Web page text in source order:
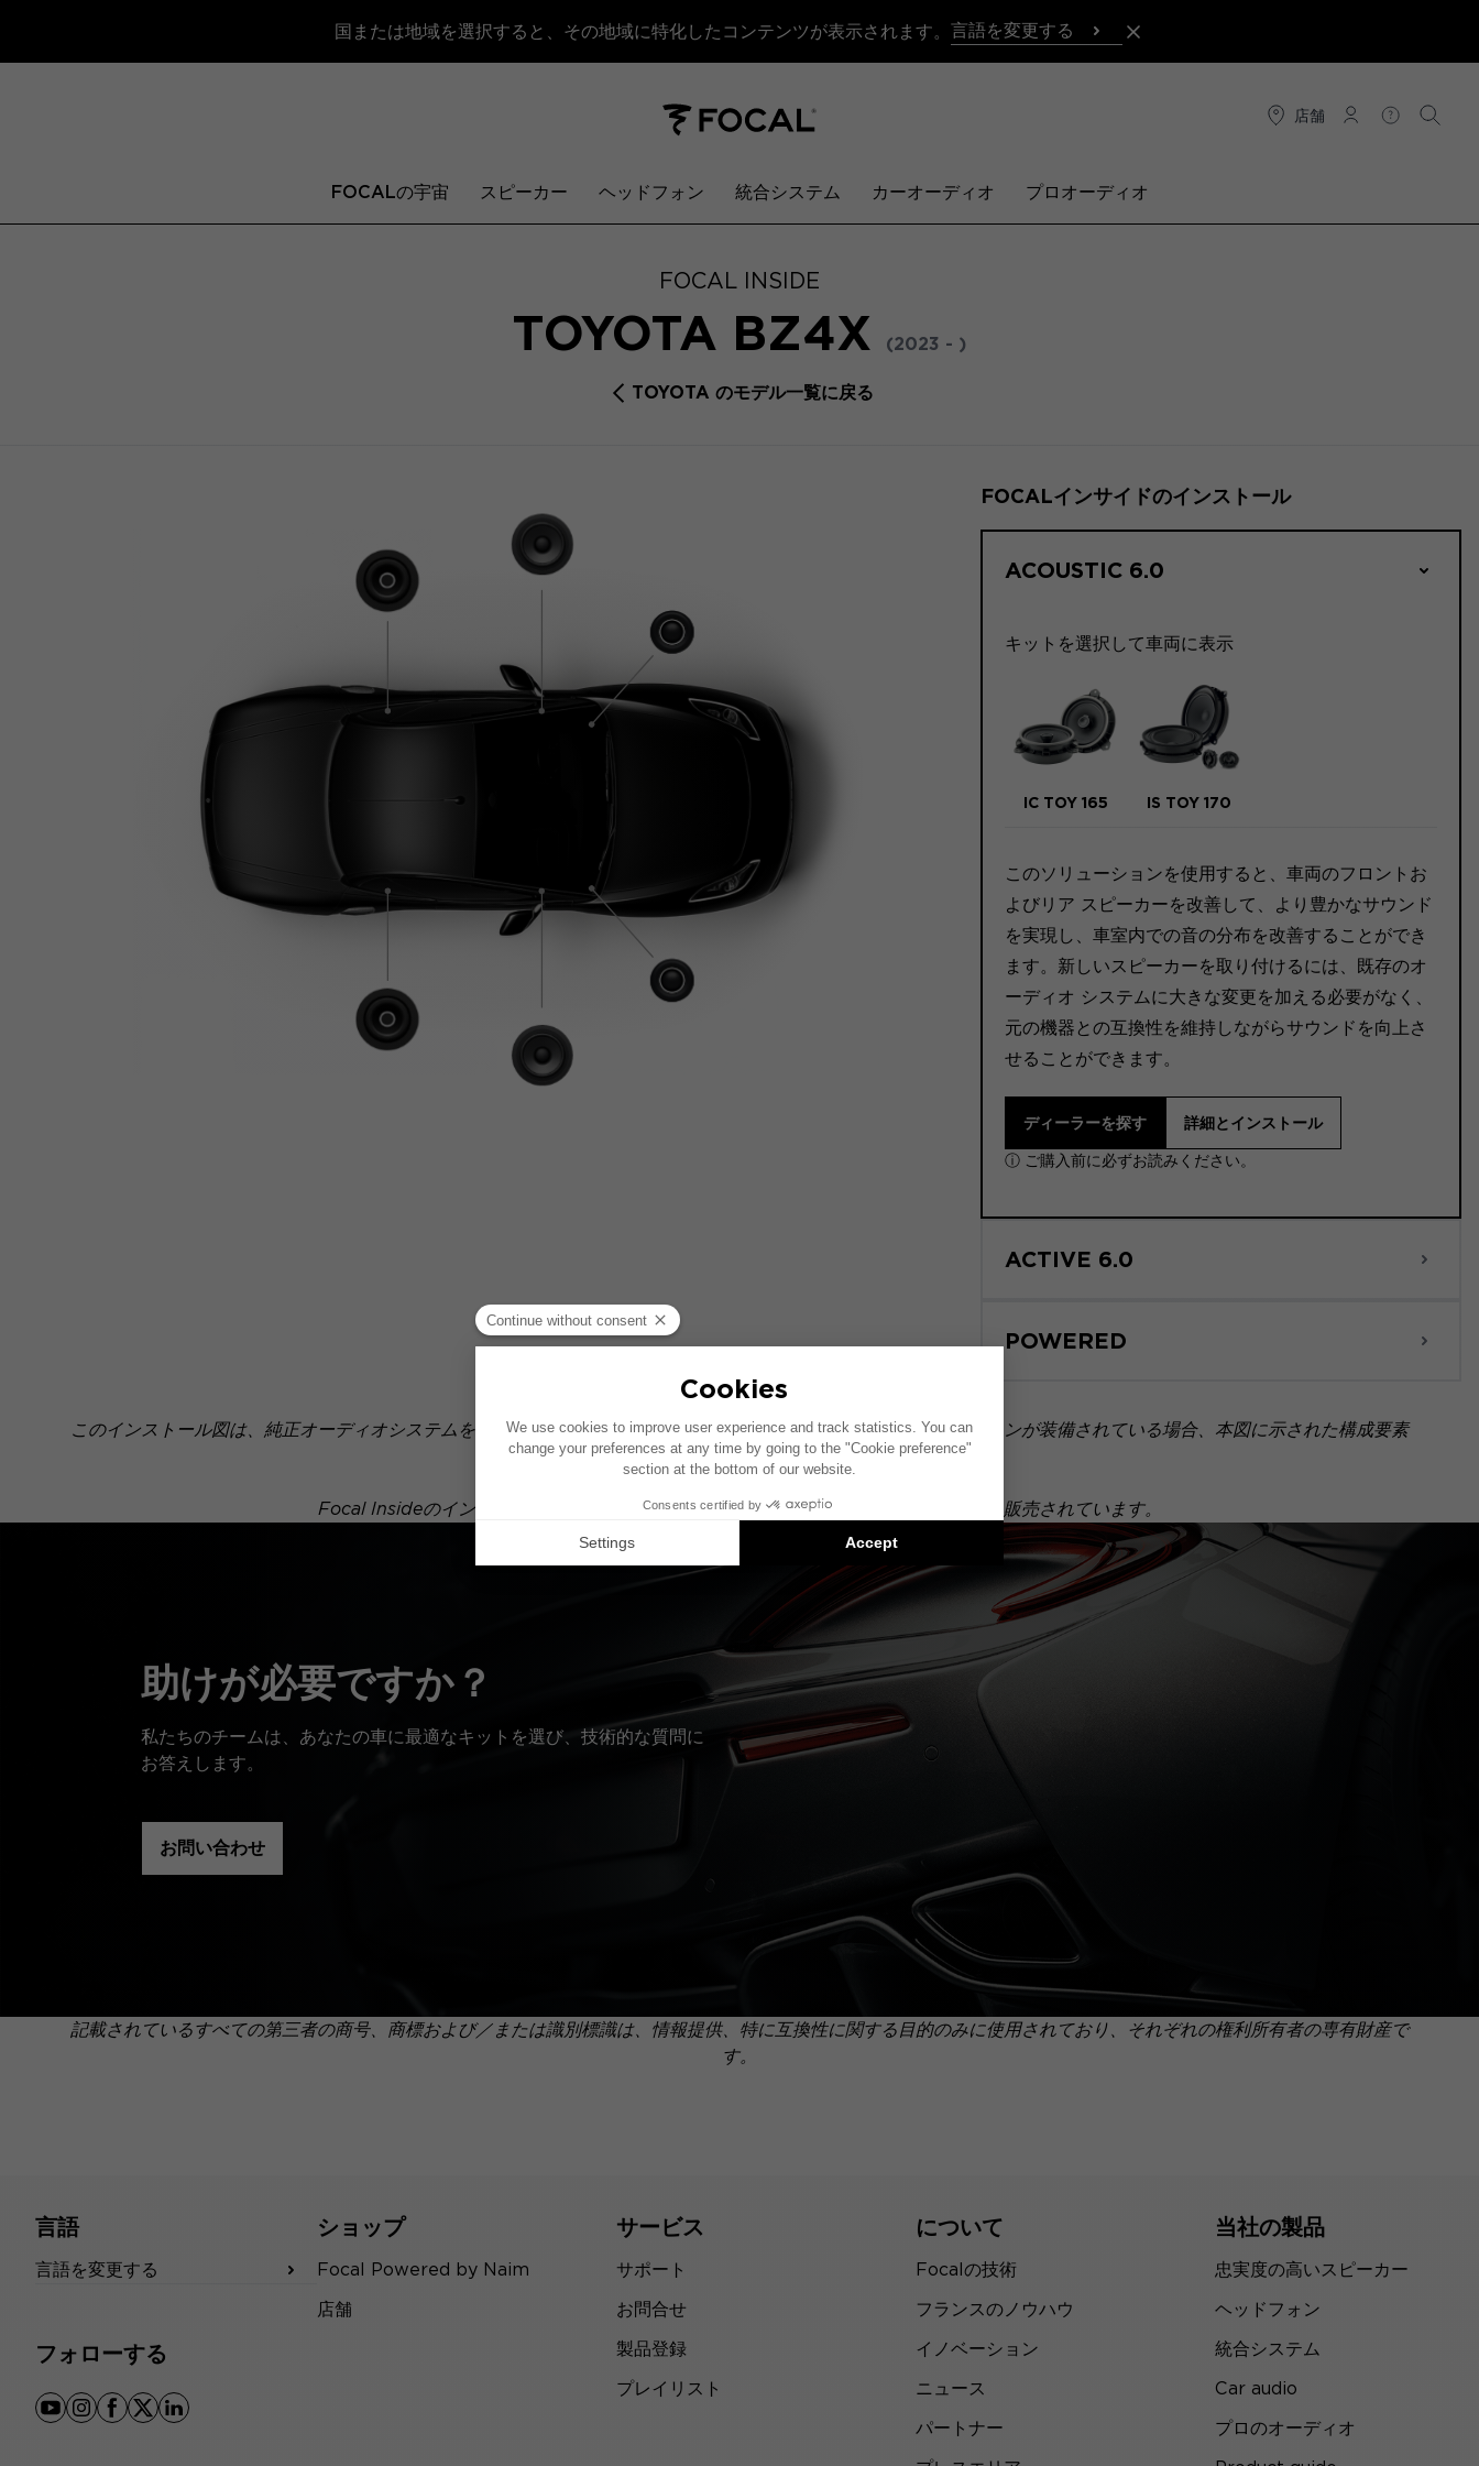
国または地域を選択すると、その地域に特化したコンテンツが表示されます。 言語を変更する
店舗
接続 ヘルプ検索
FOCALの宇宙 スピーカー ヘッドフォン 統合システム カーオーディオ プロオーディオ
FOCAL INSIDE
TOYOTA BZ4X (2023 - )
TOYOTA のモデル一覧に戻る
FOCALインサイドのインストール
ACOUSTIC 6.0
キットを選択して車両に表示
IC TOY 165 IS TOY 170
このソリューションを使用すると、車両のフロントお
よびリア スピーカーを改善して、より豊かなサウンド
を実現し、車室内での音の分布を改善することができ
ます。新しいスピーカーを取り付けるには、既存のオ
ーディオ システムに大きな変更を加える必要がなく、
元の機器との互換性を維持しながらサウンドを向上さ
せることができます。
ディーラーを探す 詳細とインストール
ⓘ ご購入前に必ずお読みください。
ACTIVE 6.0
POWERED
このインストール図は、純正オーディオシステムを搭載した車両を基に作成されています。特定のハイファイオプションが装備されている場合、本図に示された構成要素
の配置が異なることがあります。
Focal Insideのインストールは対応製品の提案です。各製品はセットではなく、個別に販売されています。
助けが必要ですか？
私たちのチームは、あなたの車に最適なキットを選び、技術的な質問に
お答えします。
お問い合わせ
記載されているすべての第三者の商号、商標および／または識別標識は、情報提供、特に互換性に関する目的のみに使用されており、それぞれの権利所有者の専有財産で
す。
言語
言語を変更する
フォローする
youtube
instagram
facebook
x linkedin
ショップ
Focal Powered by Naim
店舗
サービス
サポート
お問合せ
製品登録
プレイリスト
について
Focalの技術
フランスのノウハウ
イノベーション
ニュース
パートナー
当社の製品
忠実度の高いスピーカー
ヘッドフォン
統合システム
Car audio
プロのオーディオ